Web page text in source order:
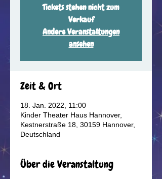
Tickets stehen nicht zum
Verkauf
Andere Veranstaltungen
ansehen
Zeit & Ort
18. Jan. 2022, 11:00
Kinder Theater Haus Hannover,
Kestnerstraße 18, 30159 Hannover,
Deutschland
Über die Veranstaltung